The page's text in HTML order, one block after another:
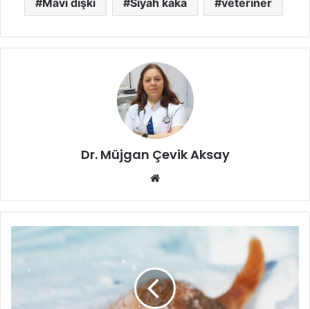
Dr. Müjgan Çevik Aksay